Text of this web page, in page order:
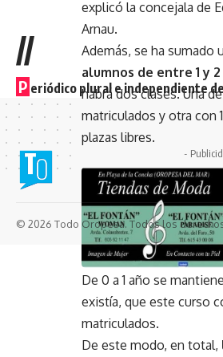
explicó la concejala de
Arnau.
Además, se ha sumado
alumnos de entre 1 y 2
habrá dos clases. Una de
matriculados y otra con
plazas libres.
-
De 0 a 1 año se
existía, que este curso
matriculados.
De este modo, en total,
//
P eriódico plural e independiente
© 2026 Todo Oropesa. Todos los